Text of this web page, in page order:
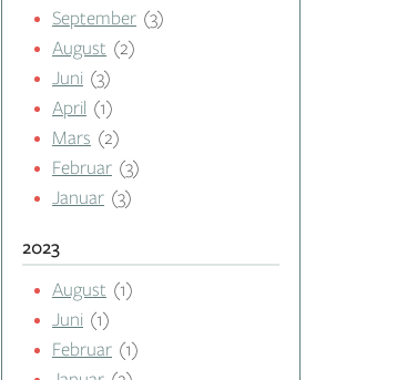
September (3)
August (2)
Juni (3)
April
(1)
Mars (2)
Februar (3)
Januar (3)
2023
August (1)
Juni (1)
Februar (1)